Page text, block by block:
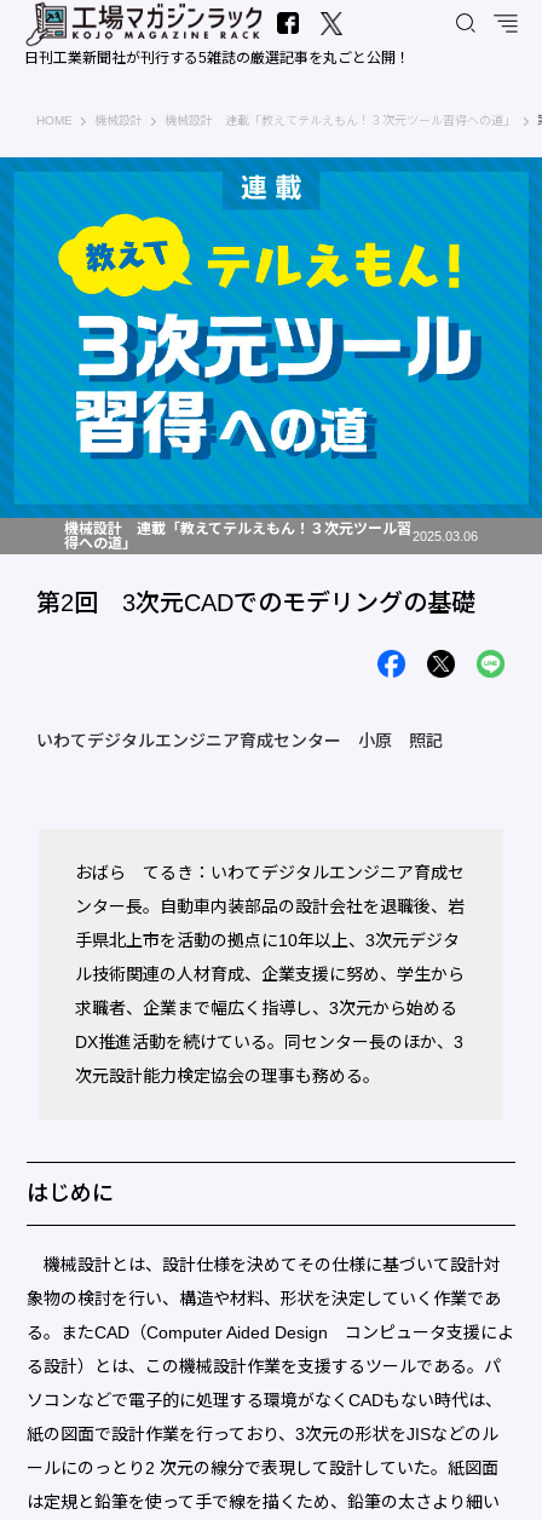
日刊工業新聞社が刊行する5雑誌の厳選記事を丸ごと公開！
HOME 工場マガジンラック｜日刊工業新聞社
機械設計 機械設計 連載「教えてテルえもん！３次元ツール習得への道」
機械設計 連載「教えてテルえもん！３次元ツール習
得への道」
2025.03.06
第2回 3次元CADでのモデリングの基礎
いわてデジタルエンジニア育成センター 小原 照記
おばら てるき：いわてデジタルエンジニア育成セ
ンター長。自動車内装部品の設計会社を退職後、岩
手県北上市を活動の拠点に10年以上、3次元デジタ
ル技術関連の人材育成、企業支援に努め、学生から
求職者、企業まで幅広く指導し、3次元から始める
DX推進活動を続けている。同センター長のほか、3
次元設計能力検定協会の理事も務める。
はじめに
機械設計とは、設計仕様を決めてその仕様に基づいて設計対
象物の検討を行い、構造や材料、形状を決定していく作業であ
る。またCAD（Computer Aided Design コンピュータ支援によ
る設計）とは、この機械設計作業を支援するツールである。パ
ソコンなどで電子的に処理する環境がなくCADもない時代は、
紙の図面で設計作業を行っており、3次元の形状をJISなどのル
ールにのっとり2 次元の線分で表現して設計していた。紙図面
は定規と鉛筆を使って手で線を描くため、鉛筆の太さより細い